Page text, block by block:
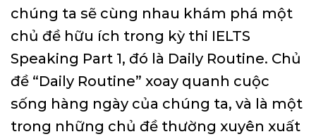
chúng ta sẽ cùng nhau khám phá một
chủ đề hữu ích trong kỳ thi IELTS
Speaking Part 1, đó là Daily Routine. Chủ
đề “Daily Routine” xoay quanh cuộc
sống hàng ngày của chúng ta, và là một
trong những chủ đề thường xuyên xuất